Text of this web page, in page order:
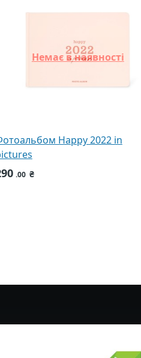
Немає в наявності
Happy 2022 in
.00 ₴